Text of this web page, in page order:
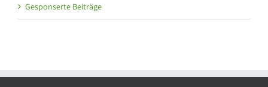
Gesponserte Beiträge